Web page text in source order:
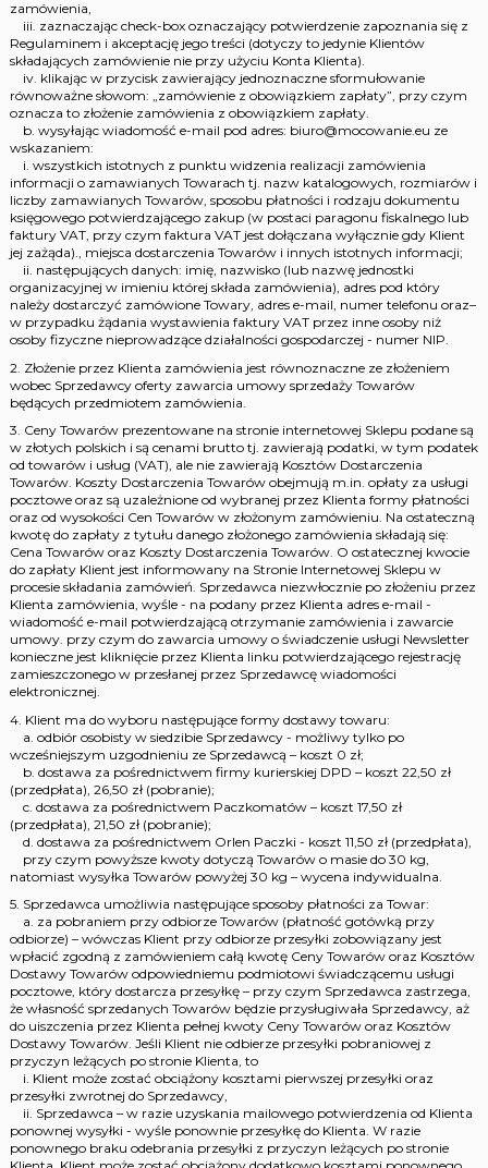
zamówienia,
iii. zaznaczając check-box oznaczający potwierdzenie zapoznania się z
Regulaminem i akceptację jego treści (dotyczy to jedynie Klientów
składających zamówienie nie przy użyciu Konta Klienta).
iv. klikając w przycisk zawierający jednoznaczne sformułowanie
równoważne słowom: „zamówienie z obowiązkiem zapłaty”, przy czym
oznacza to złożenie zamówienia z obowiązkiem zapłaty.
b. wysyłając wiadomość e-mail pod adres: biuro@mocowanie.eu ze
wskazaniem:
i. wszystkich istotnych z punktu widzenia realizacji zamówienia
informacji o zamawianych Towarach tj. nazw katalogowych, rozmiarów i
liczby zamawianych Towarów, sposobu płatności i rodzaju dokumentu
księgowego potwierdzającego zakup (w postaci paragonu fiskalnego lub
faktury VAT, przy czym faktura VAT jest dołączana wyłącznie gdy Klient
jej zażąda)., miejsca dostarczenia Towarów i innych istotnych informacji;
ii. następujących danych: imię, nazwisko (lub nazwę jednostki
organizacyjnej w imieniu której składa zamówienia), adres pod który
należy dostarczyć zamówione Towary, adres e-mail, numer telefonu oraz–
w przypadku żądania wystawienia faktury VAT przez inne osoby niż
osoby fizyczne nieprowadzące działalności gospodarczej - numer NIP.
2. Złożenie przez Klienta zamówienia jest równoznaczne ze złożeniem
wobec Sprzedawcy oferty zawarcia umowy sprzedaży Towarów
będących przedmiotem zamówienia.
3. Ceny Towarów prezentowane na stronie internetowej Sklepu podane są
w złotych polskich i są cenami brutto tj. zawierają podatki, w tym podatek
od towarów i usług (VAT), ale nie zawierają Kosztów Dostarczenia
Towarów. Koszty Dostarczenia Towarów obejmują m.in. opłaty za usługi
pocztowe oraz są uzależnione od wybranej przez Klienta formy płatności
oraz od wysokości Cen Towarów w złożonym zamówieniu. Na ostateczną
kwotę do zapłaty z tytułu danego złożonego zamówienia składają się:
Cena Towarów oraz Koszty Dostarczenia Towarów. O ostatecznej kwocie
do zapłaty Klient jest informowany na Stronie Internetowej Sklepu w
procesie składania zamówień. Sprzedawca niezwłocznie po złożeniu przez
Klienta zamówienia, wyśle - na podany przez Klienta adres e-mail -
wiadomość e-mail potwierdzającą otrzymanie zamówienia i zawarcie
umowy. przy czym do zawarcia umowy o świadczenie usługi Newsletter
konieczne jest kliknięcie przez Klienta linku potwierdzającego rejestrację
zamieszczonego w przesłanej przez Sprzedawcę wiadomości
elektronicznej.
4. Klient ma do wyboru następujące formy dostawy towaru:
a. odbiór osobisty w siedzibie Sprzedawcy - możliwy tylko po
wcześniejszym uzgodnieniu ze Sprzedawcą – koszt 0 zł;
b. dostawa za pośrednictwem firmy kurierskiej DPD – koszt 22,50 zł
(przedpłata), 26,50 zł (pobranie);
c. dostawa za pośrednictwem Paczkomatów – koszt 17,50 zł
(przedpłata), 21,50 zł (pobranie);
d. dostawa za pośrednictwem Orlen Paczki - koszt 11,50 zł (przedpłata),
przy czym powyższe kwoty dotyczą Towarów o masie do 30 kg,
natomiast wysyłka Towarów powyżej 30 kg – wycena indywidualna.
5. Sprzedawca umożliwia następujące sposoby płatności za Towar:
a. za pobraniem przy odbiorze Towarów (płatność gotówką przy
odbiorze) – wówczas Klient przy odbiorze przesyłki zobowiązany jest
wpłacić zgodną z zamówieniem całą kwotę Ceny Towarów oraz Kosztów
Dostawy Towarów odpowiedniemu podmiotowi świadczącemu usługi
pocztowe, który dostarcza przesyłkę – przy czym Sprzedawca zastrzega,
że własność sprzedanych Towarów będzie przysługiwała Sprzedawcy, aż
do uiszczenia przez Klienta pełnej kwoty Ceny Towarów oraz Kosztów
Dostawy Towarów. Jeśli Klient nie odbierze przesyłki pobraniowej z
przyczyn leżących po stronie Klienta, to
i. Klient może zostać obciążony kosztami pierwszej przesyłki oraz
przesyłki zwrotnej do Sprzedawcy,
ii. Sprzedawca – w razie uzyskania mailowego potwierdzenia od Klienta
ponownej wysyłki - wyśle ponownie przesyłkę do Klienta. W razie
ponownego braku odebrania przesyłki z przyczyn leżących po stronie